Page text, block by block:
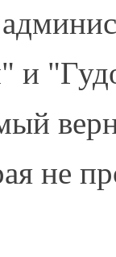
и
не